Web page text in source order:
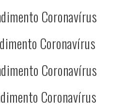
Coronavírus
Coronavírus
Coronavírus
Coronavírus